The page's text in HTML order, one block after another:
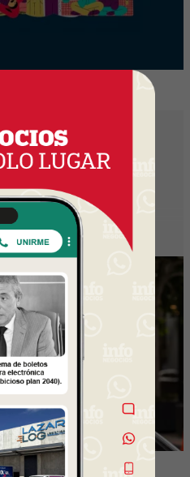
las reglas
(¿Quién
choca?)